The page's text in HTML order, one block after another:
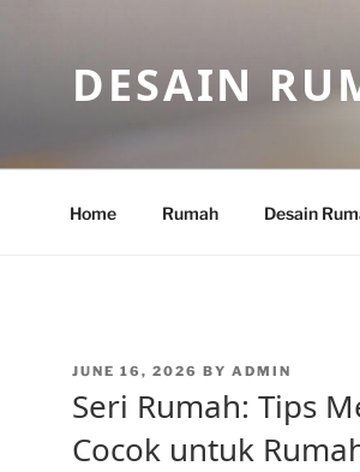
DESAIN
Home Rumah Desain
POSTED
JUNE 16, 2026 BY ADMIN
Seri Rumah: Tips
Cocok untuk